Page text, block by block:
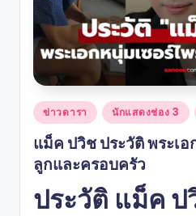
Posted
in
ข่าวดารา นักแสดงช่อง 3
แม็ค ปวิช ประวัติ พระเอ
ลูกและครอบครัว
ประวัติ แม็ค ป